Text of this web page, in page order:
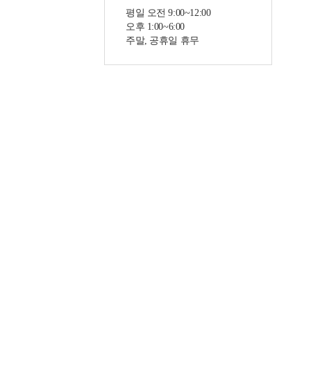
평일 오전 9:00~12:00
오후 1:00~6:00
주말, 공휴일 휴무